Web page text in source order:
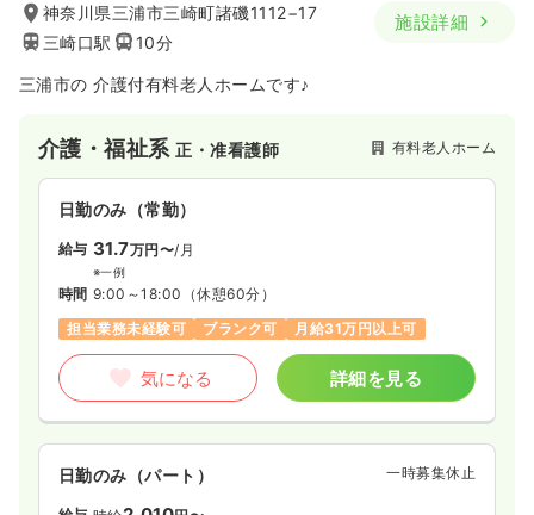
神奈川県三浦市三崎町諸磯1112−17
三崎口駅
10分
施設詳細
三浦市の 介護付有料老人ホームです♪
介護・福祉系正・准看護師 有料老人ホーム
日勤のみ（常勤）
給与 31.7万円〜/月
※一例
時間 9:00～18:00 （休憩60分）
担当業務未経験可
ブランク可 月給31万円以上可
気になる 詳細を見る
日勤のみ（パート） 一時募集休止